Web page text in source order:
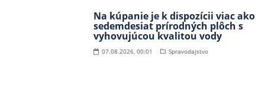
Na kúpanie je k dispozícii viac ako
sedemdesiat prírodných plôch s
vyhovujúcou kvalitou vody
07.08.2026, 00:01 Spravodajstvo